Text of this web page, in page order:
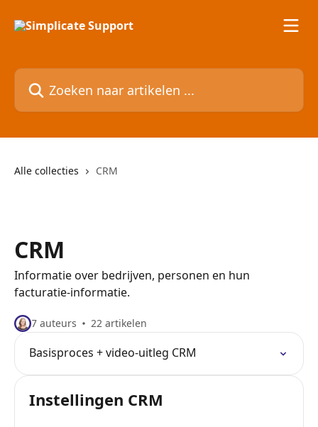
Zoeken naar artikelen ...
Alle collecties CRM
CRM
Informatie over bedrijven, personen en hun
facturatie-informatie.
7 auteurs 22 artikelen
Basisproces + video-uitleg CRM
Instellingen CRM